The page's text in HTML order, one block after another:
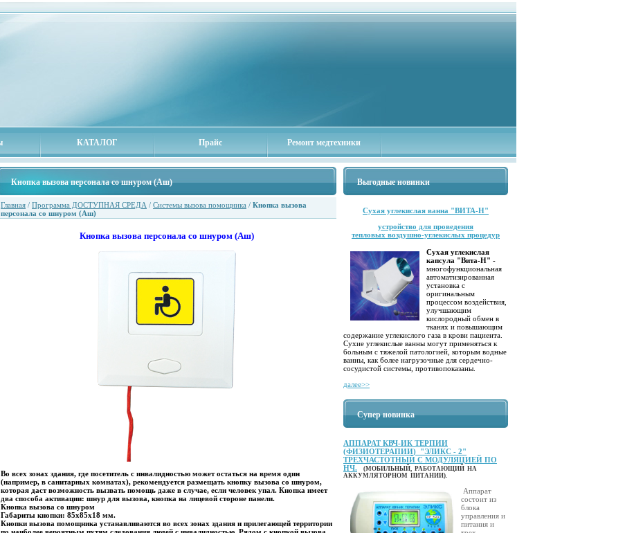
КАТАЛОГ Прайс Ремонт медтехники
Кнопка вызова персонала со шнуром (Аш)
Главная / Программа ДОСТУПНАЯ СРЕДА / Системы вызова помощника / Кнопка вызова
персонала со шнуром (Аш)
Кнопка вызова персонала со шнуром (Аш)
Во всех зонах здания, где посетитель с инвалидностью может остаться на время один
(например, в санитарных комнатах), рекомендуется размещать кнопку вызова со шнуром,
которая даст возможность вызвать помощь даже в случае, если человек упал. Кнопка имеет
два способа активации: шнур для вызова, кнопка на лицевой стороне панели.
Кнопка вызова со шнуром
Габариты кнопки: 85х85х18 мм.
Кнопки вызова помощника устанавливаются во всех зонах здания и прилегающей территории
Выгодные новинки
Сухая углекислая ванна "ВИТА-Н"
устройство для проведения
тепловых воздушно-углекислых процедур
Сухая углекислая
капсула "Вита-Н" -
многофункциональная
автоматизированная
установка с
оригинальным
процессом воздействия,
улучшающим
кислородный обмен в
тканях и повышающим
содержание углекислого газа в крови пациента.
Сухие углекислые ванны могут применяться к
больным с тяжелой патологией, которым водные
ванны, как более нагрузочные для сердечно-
сосудистой системы, противопоказаны.
далее>>
Супер новинка
АППАРАТ КВЧ-ИК ТЕРПИИ
(ФИЗИОТЕРАПИИ) "ЭЛИКС - 2"
ТРЕХЧАСТОТНЫЙ С МОДУЛЯЦИЕЙ ПО
НЧ.
(МОБИЛЬНЫЙ, РАБОТАЮЩИЙ НА
АККУМЛЯТОРНОМ ПИТАНИИ).
Аппарат
состоит из
блока
управления и
питания и